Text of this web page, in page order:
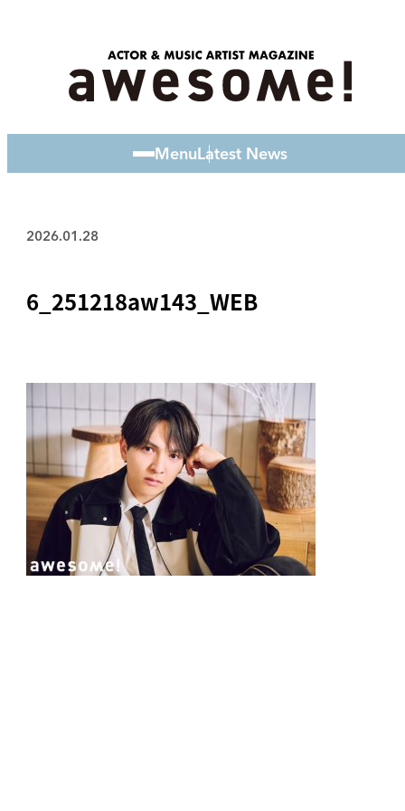
MenuLatest News
2026.01.28
6_251218aw143_WEB